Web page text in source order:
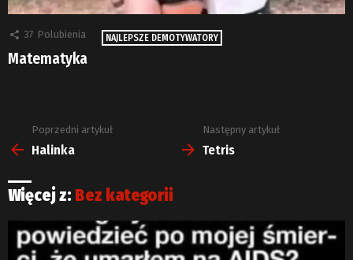
37 Polubienia NAJLEPSZE DEMOTYWATORY
Matematyka
Zobacz
więcej
Poprzedni artykuł
Halinka
Następny artykuł
Tetris
Więcej z: Bez kategorii